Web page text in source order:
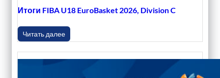
Итоги FIBA U18 EuroBasket 2026, Division C
Читать далее